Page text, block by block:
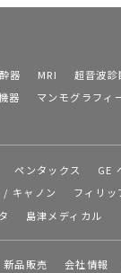
器 MRI
超音波診
器 マンモグラフィ
ペンタックス
GE
/ キャノン
フィリッ
島津メディカル
新品販売 会社情報